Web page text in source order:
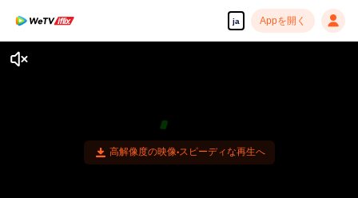
ja Appを開く
高解像度の映像•スピーディな再生へ